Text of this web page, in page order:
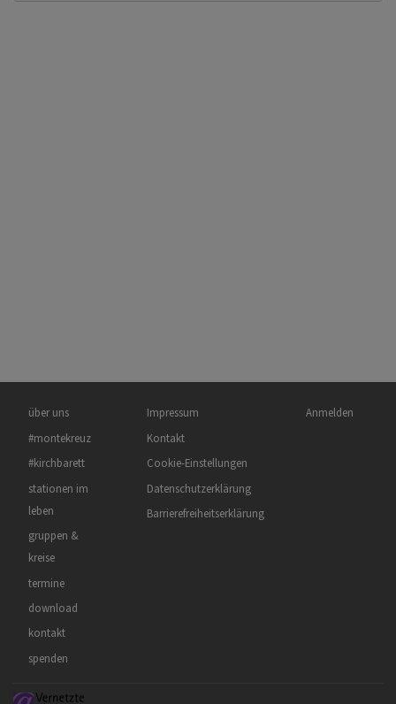
Hauptnavigation
über uns
#montekreuz
#kirchbarett
stationen im
leben
gruppen &
kreise
termine
download
kontakt
spenden
Fußbereichsmenü
Impressum
Kontakt
Cookie-Einstellungen
Datenschutzerklärung
Barrierefreiheitserklärung
Benutzermenü
Anmelden